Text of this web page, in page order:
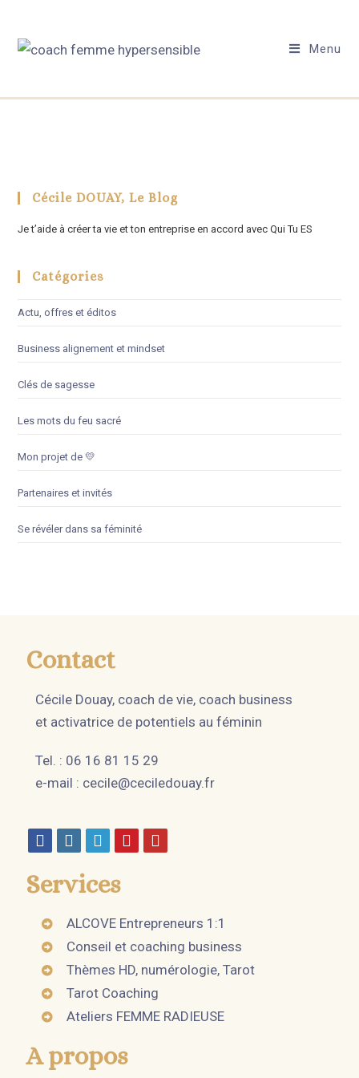
Menu
Cécile DOUAY, Le Blog
Je t’aide à créer ta vie et ton entreprise en accord avec Qui Tu ES
Catégories
Actu, offres et éditos
Business alignement et mindset
Clés de sagesse
Les mots du feu sacré
Mon projet de 💛
Partenaires et invités
Se révéler dans sa féminité
Contact
Cécile Douay, coach de vie, coach business
et activatrice de potentiels au féminin
Tel. : 06 16 81 15 29
e-mail : cecile@ceciledouay.fr
Services
ALCOVE Entrepreneurs 1:1
Conseil et coaching business
Thèmes HD, numérologie, Tarot
Tarot Coaching
Ateliers FEMME RADIEUSE
A propos